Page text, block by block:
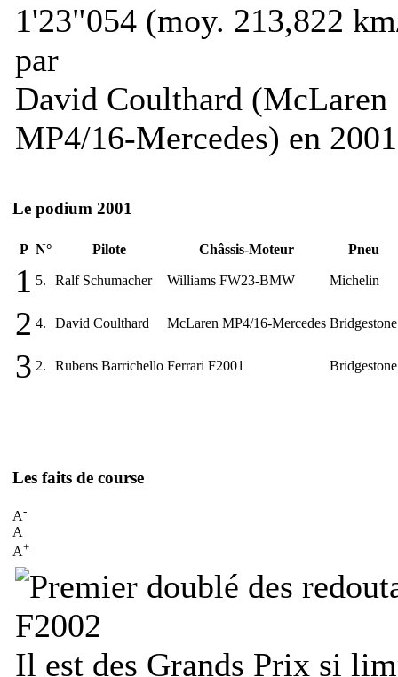
1'23"054 (moy. 213,822
par
David Coulthard (McLaren
MP4/16-Mercedes) en
Le podium 2001
P N° Pilote Châssis-Moteur Pneu
1 5. Ralf Schumacher Williams FW23-BMW Michelin
2 4. David Coulthard McLaren MP4/16-Mercedes Bridgestone
3 2. Rubens Barrichello Ferrari F2001 Bridgestone
Les faits de course
A-
A
A+
Il est des Grands Prix si